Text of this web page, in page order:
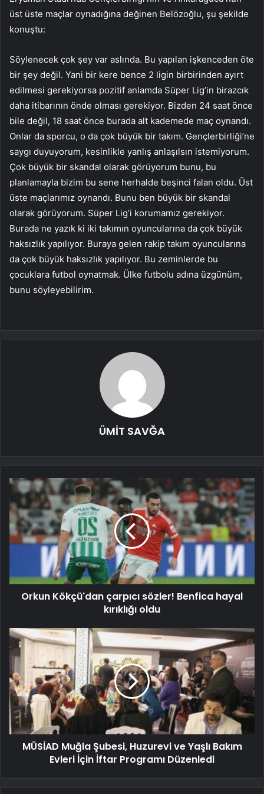
üst üste maçlar oynadığına değinen Belözoğlu, şu şekilde
konuştu:
Söylenecek çok şey var aslında. Bu yapılan işkenceden öte
bir şey değil. Yani bir kere bence 2 ligin birbirinden ayırt
edilmesi gerekiyorsa pozitif anlamda Süper Lig’in birazcık
daha itibarının önde olması gerekiyor. Bizden 24 saat önce
bile değil, 18 saat önce burada alt kademede maç oynandı.
Onlar da sporcu, o da çok büyük bir takım. Gençlerbirliği’ne
saygı duyuyorum, kesinlikle yanlış anlaşılsın istemiyorum.
Çok büyük bir skandal olarak görüyorum bunu, bu
planlamayla bizim bu sene herhalde beşinci falan oldu. Üst
üste maçlarımız oynandı. Bunu ben büyük bir skandal
olarak görüyorum. Süper Lig’i korumamız gerekiyor.
Burada ne yazık ki iki takımın oyuncularına da çok büyük
haksızlık yapılıyor. Buraya gelen rakip takım oyuncularına
da çok büyük haksızlık yapılıyor. Bu zeminlerde bu
çocuklara futbol oynatmak. Ülke futbolu adına üzgünüm,
bunu söyleyebilirim.
ÜMİT SAVĞA
Orkun Kökçü'dan çarpıcı sözler! Benfica hayal
kırıklığı oldu
MÜSİAD Muğla Şubesi, Huzurevi ve Yaşlı Bakım
Evleri İçin İftar Programı Düzenledi